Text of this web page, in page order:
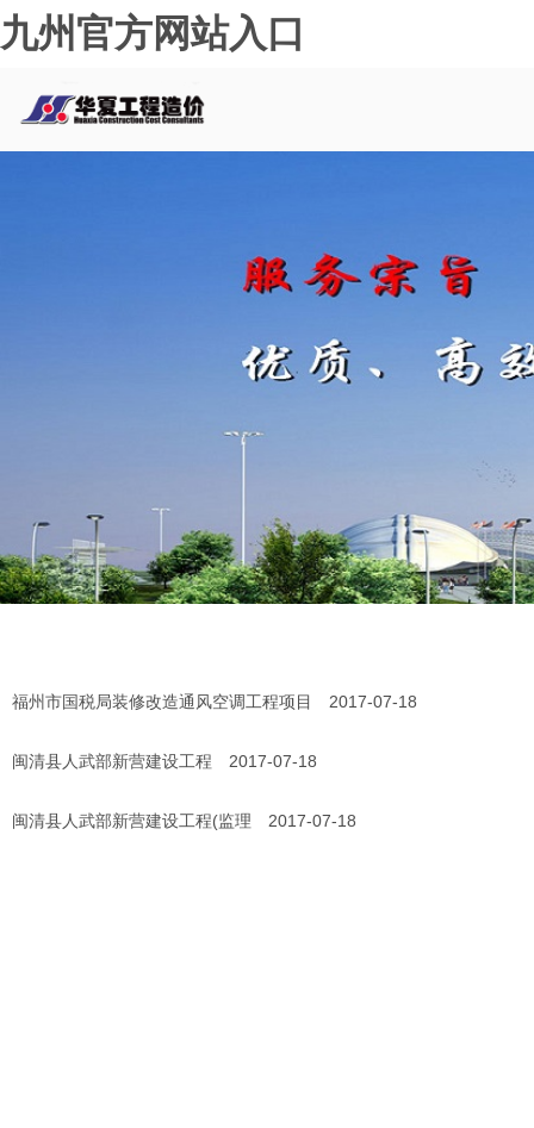
九州官方网站入口
福州市国税局装修改造通风空调工程项目 2017-07-18
闽清县人武部新营建设工程 2017-07-18
闽清县人武部新营建设工程(监理 2017-07-18